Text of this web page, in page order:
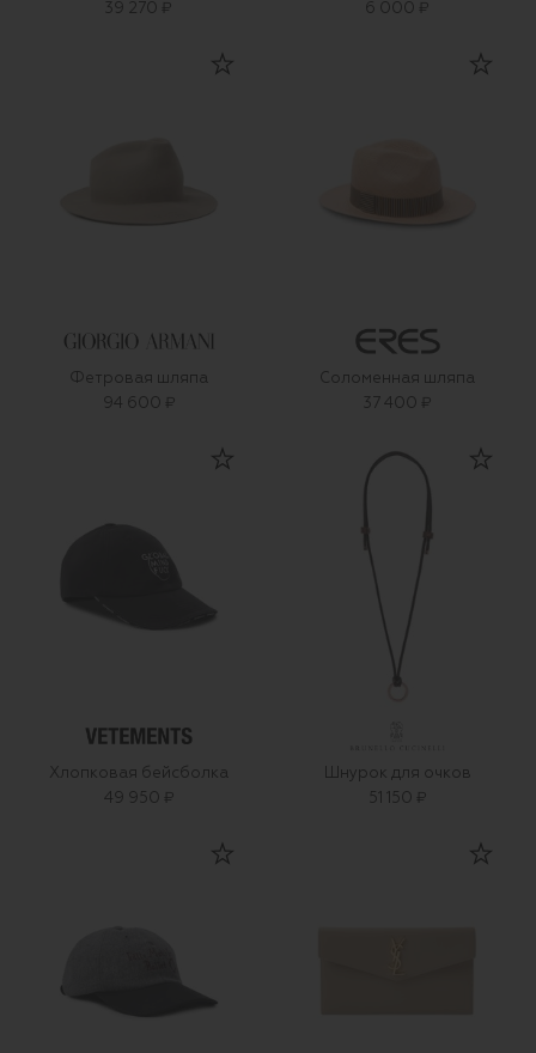
39 270 ₽
6 000 ₽
Фетровая шляпа
94 600 ₽
Соломенная шляпа
37 400 ₽
Хлопковая бейсболка
49 950 ₽
Шнурок для очков
51 150 ₽